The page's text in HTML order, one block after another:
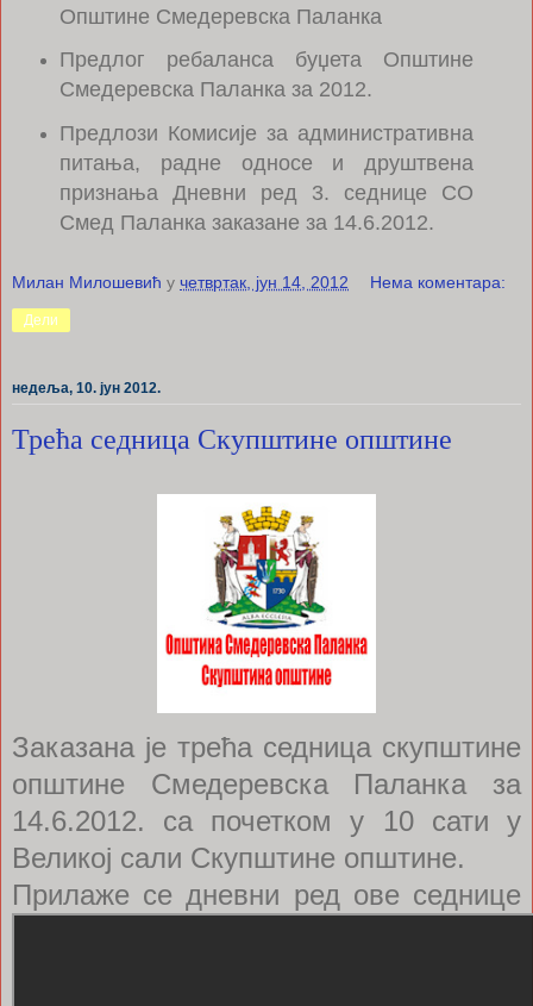
Општине Смедеревска Паланка
Предлог ребаланса буџета Општине
Смедеревска Паланка за 2012.
Предлози Комисије за административна
питања, радне односе и друштвена
признања Дневни ред 3. седнице СО
Смед Паланка заказане за 14.6.2012.
Милан Милошевић у четвртак, јун 14, 2012 Нема коментара:
Дели
недеља, 10. јун 2012.
Трећа седница Скупштине општине
Заказана је трећа седница скупштине
општине Смедеревска Паланка за
14.6.2012. са почетком у 10 сати у
Великој сали Скупштине општине.
Прилаже се дневни ред ове седнице